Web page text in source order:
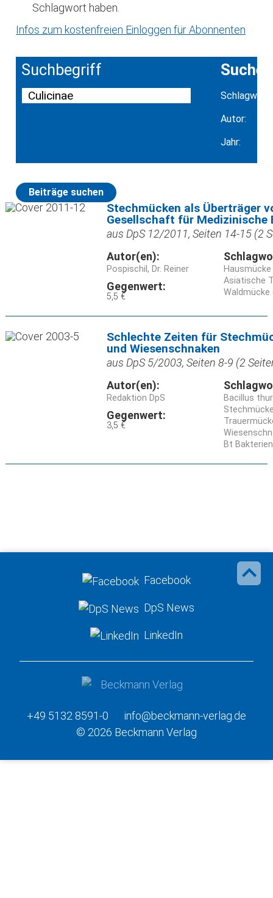
Schlagwort haben.
Infos zum kostenfreien Einloggen für Abonnenten
Suchbegriff Suche
Schlagwort:
Autor:
Jahr:
Beiträge suchen
Stechmücken als Überträger
Gesellschaft für Medizinische
aus DpS 12/2011, Seiten 14-15 (2
Autor(en):
Pospischil, Dr. Reiner
Gegenwert:
5,5 €
Asiatische
Schlechte Zeiten für
und Wiesenschnaken
aus DpS 5/2003, Seiten 8-9 (2
Autor(en):
Redaktion DpS
Gegenwert:
3,5 €
Bacillus
Bt Bakterien
Facebook
DpS News
LinkedIn
+49 5132 8591-0
info@beckmann-verlag.de
© 2026 Beckmann Verlag